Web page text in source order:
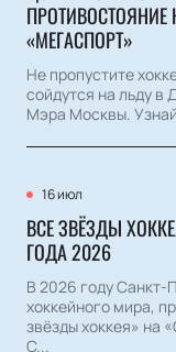
«МЕГАСПОРТ»
Не пропустите
сойдутся на льду в
Мэра Москвы.
16 июл
ВСЕ ЗВЁЗДЫ
ГОДА 2026
В 2026 году Санкт-
хоккейного мира,
звёзды хоккея» на
С...